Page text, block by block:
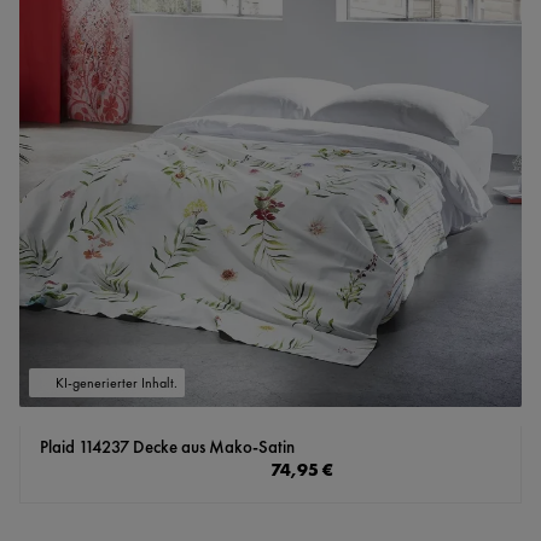
KI-generierter Inhalt.
Plaid 114237 Decke aus Mako-Satin
Regulärer Preis:
74,95 €